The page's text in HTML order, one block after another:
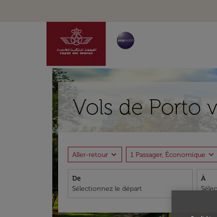
Vols de Porto
Aller-retour expand_more 1 Passager, Économique expand_more
De À